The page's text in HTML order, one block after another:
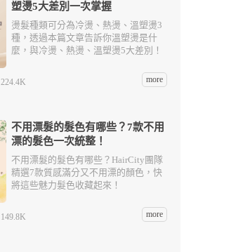
塑燙5大差別一次掌握
燙髮種類可分為冷燙、熱燙、溫塑燙3
種，透過本篇文章告訴你溫塑燙是什
麼，與冷燙、熱燙、溫塑燙5大差別！
224.4K more
不用漂髮的髮色有哪些？7款不用
漂的髮色一次統整！
不用漂髮的髮色有哪些？HairCity團隊
精選7款質感滿分又不用漂的顏色，快
將這些魅力髮色收藏起來！
149.8K more